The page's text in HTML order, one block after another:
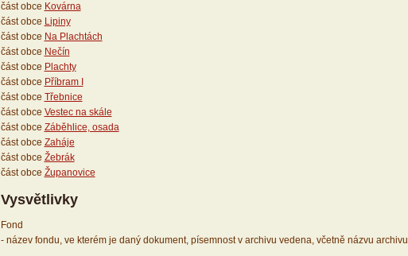
část obce Kovárna
část obce Lipiny
část obce Na Plachtách
část obce Nečín
část obce Plachty
část obce Příbram I
část obce Třebnice
část obce Vestec na skále
část obce Záběhlice, osada
část obce Zaháje
část obce Žebrák
část obce Županovice
Vysvětlivky
Fond
- název fondu, ve kterém je daný dokument, písemnost v archivu vedena, včetně názvu archivu